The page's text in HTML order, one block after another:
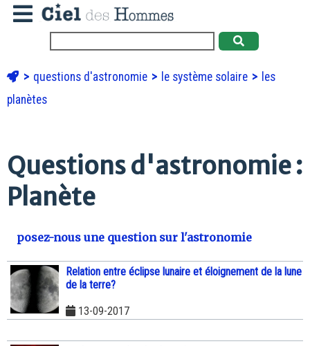
questions d'astronomie le système solaire
les
planètes
Questions d'astronomie :
Planète
posez-nous une question sur l'astronomie
Relation entre éclipse lunaire et éloignement de la lune
de la terre?
13-09-2017